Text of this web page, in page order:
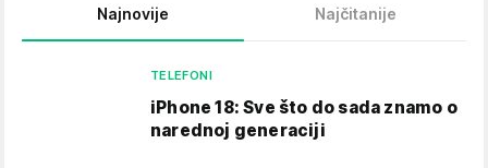
Najnovije Najčitanije
TELEFONI
iPhone 18: Sve što do sada znamo o
narednoj generaciji